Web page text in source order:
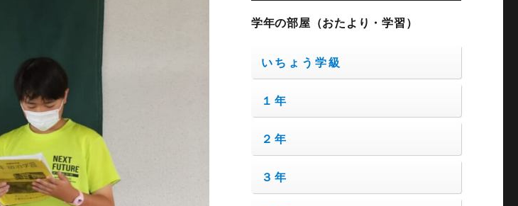
学年の部屋（おたより・学習）
いちょう学級
１年
２年
３年